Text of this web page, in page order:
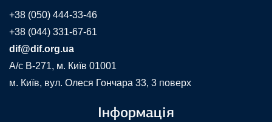
+38 (050) 444-33-46
+38 (044) 331-67-61
dif@dif.org.ua
A/c В-271, м. Київ 01001
м. Київ, вул. Олеся Гончара 33, 3 поверх
Інформація